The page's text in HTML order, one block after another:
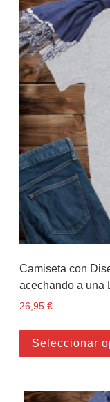
Camiseta con
acechando a una
26,95 €
Seleccionar